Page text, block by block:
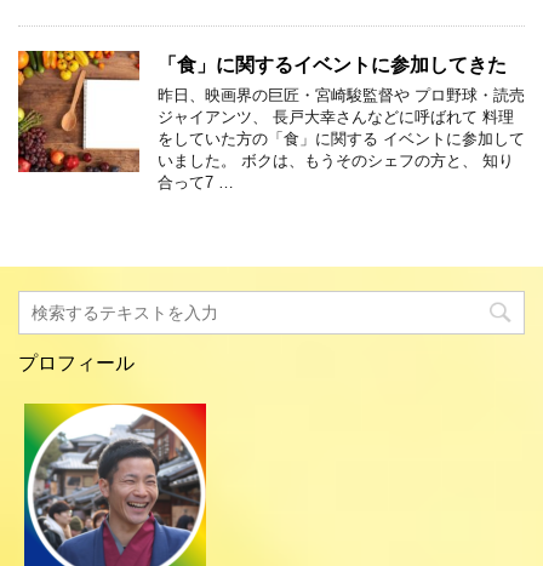
「食」に関するイベントに参加してきた
昨日、映画界の巨匠・宮崎駿監督や プロ野球・読売
ジャイアンツ、 長戸大幸さんなどに呼ばれて 料理
をしていた方の「食」に関する イベントに参加して
いました。 ボクは、もうそのシェフの方と、 知り
合って7 …
プロフィール